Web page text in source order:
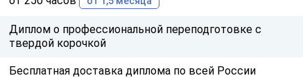
Диплом о профессиональной переподготовке с
твердой корочкой
Бесплатная доставка диплома по всей России